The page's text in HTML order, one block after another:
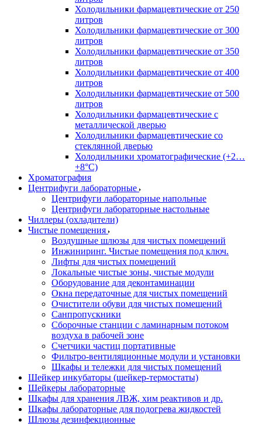
Холодильники фармацевтические от 250
литров
Холодильники фармацевтические от 300
литров
Холодильники фармацевтические от 350
литров
Холодильники фармацевтические от 400
литров
Холодильники фармацевтические от 500
литров
Холодильники фармацевтические с
металлической дверью
Холодильники фармацевтические со
стеклянной дверью
Холодильники хроматографические (+2…
+8°C)
Хроматография
Центрифуги лабораторные
Центрифуги лабораторные напольные
Центрифуги лабораторные настольные
Чиллеры (охладители)
Чистые помещения
Воздушные шлюзы для чистых помещений
Инжиниринг. Чистые помещения под ключ.
Лифты для чистых помещений
Локальные чистые зоны, чистые модули
Оборудование для деконтаминации
Окна передаточные для чистых помещений
Очистители обуви для чистых помещений
Санпропускники
Сборочные станции с ламинарным потоком
воздуха в рабочей зоне
Счетчики частиц портативные
Фильтро-вентиляционные модули и установки
Шкафы и тележки для чистых помещений
Шейкер инкубаторы (шейкер-термостаты)
Шейкеры лабораторные
Шкафы для хранения ЛВЖ, хим реактивов и др.
Шкафы лабораторные для подогрева жидкостей
Шлюзы дезинфекционные